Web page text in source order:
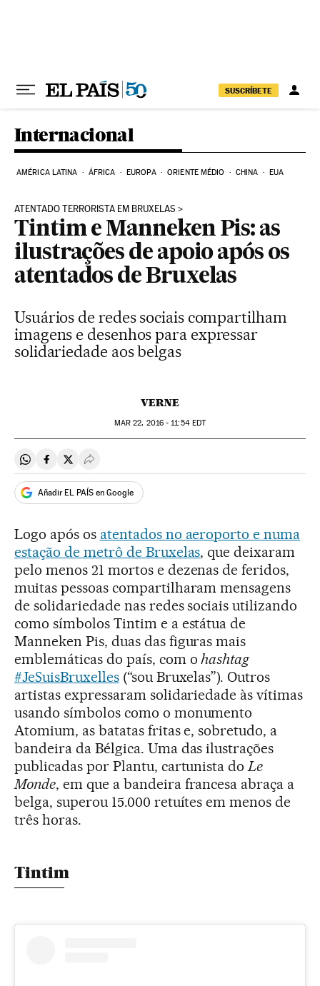
SUSCRÍBETE
Internacional
AMÉRICA LATINA ÁFRICA EUROPA ORIENTE MÉDIO CHINA EUA
ATENTADO TERRORISTA EM BRUXELAS
Tintim e Manneken Pis: as
ilustrações de apoio após os
atentados de Bruxelas
Usuários de redes sociais compartilham
imagens e desenhos para expressar
solidariedade aos belgas
VERNE
MAR 22, 2016 - 11:54EDT
Compartir en Whatsapp
Compartir en Facebook
Compartir en Twitter
Desplegar Redes Sociales
Añadir EL PAÍS en Google
Logo após os atentados no aeroporto e numa
estação de metrô de Bruxelas, que deixaram
pelo menos 21 mortos e dezenas de feridos,
muitas pessoas compartilharam mensagens
de solidariedade nas redes sociais utilizando
como símbolos Tintim e a estátua de
Manneken Pis, duas das figuras mais
emblemáticas do país, com ohashtag
#JeSuisBruxelles(“sou Bruxelas”). Outros
artistas expressaram solidariedade às vítimas
usando símbolos como o monumento
Atomium, as batatas fritas e, sobretudo, a
bandeira da Bélgica. Uma das ilustrações
publicadas por Plantu, cartunista doLe
Monde, em que a bandeira francesa abraça a
belga, superou 15.000 retuítes em menos de
três horas.
Tintim